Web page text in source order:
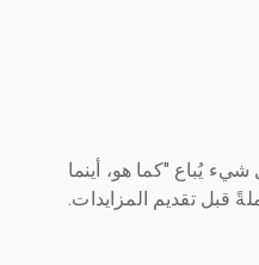
يُباع "كما هو، أينما
قبل تقديم المزايدات.